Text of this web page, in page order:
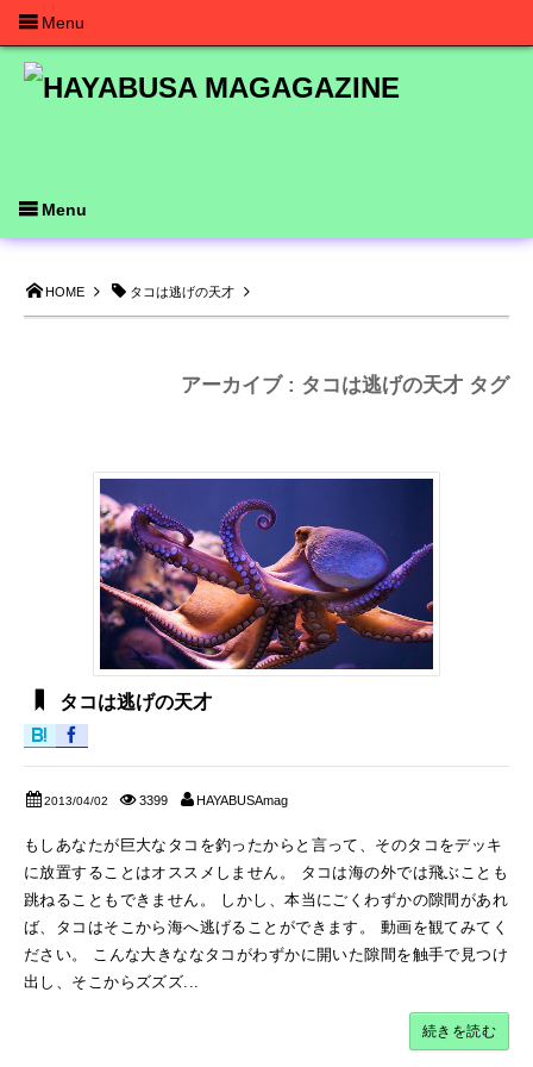
HOME タコは逃げの天才
アーカイブ : タコは逃げの天才 タグ
タコは逃げの天才
2013/04/02 3399 HAYABUSAmag
もしあなたが巨大なタコを釣ったからと言って、そのタコをデッキ
に放置することはオススメしません。 タコは海の外では飛ぶことも
跳ねることもできません。 しかし、本当にごくわずかの隙間があれ
ば、タコはそこから海へ逃げることができます。 動画を観てみてく
ださい。 こんな大きななタコがわずかに開いた隙間を触手で見つけ
出し、そこからズズズ...
続きを読む
Menu
Menu